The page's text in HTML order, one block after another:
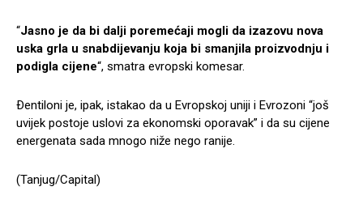
“Jasno je da bi dalji poremećaji mogli da izazovu nova
uska grla u snabdijevanju koja bi smanjila proizvodnju i
podigla cijene“, smatra evropski komesar.
Ðentiloni je, ipak, istakao da u Evropskoj uniji i Evrozoni “još
uvijek postoje uslovi za ekonomski oporavak” i da su cijene
energenata sada mnogo niže nego ranije.
(Tanjug/Capital)